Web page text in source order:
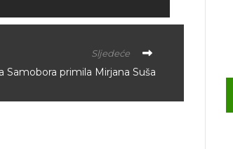
Sljedeće
Samobora primila Mirjana Suša